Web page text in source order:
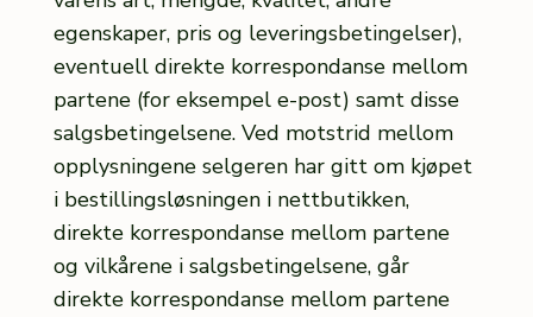
egenskaper, pris og leveringsbetingelser),
eventuell direkte korrespondanse mellom
partene (for eksempel e-post) samt disse
salgsbetingelsene. Ved motstrid mellom
opplysningene selgeren har gitt om kjøpet
i bestillingsløsningen i nettbutikken,
direkte korrespondanse mellom partene
og vilkårene i salgsbetingelsene, går
direkte korrespondanse mellom partene